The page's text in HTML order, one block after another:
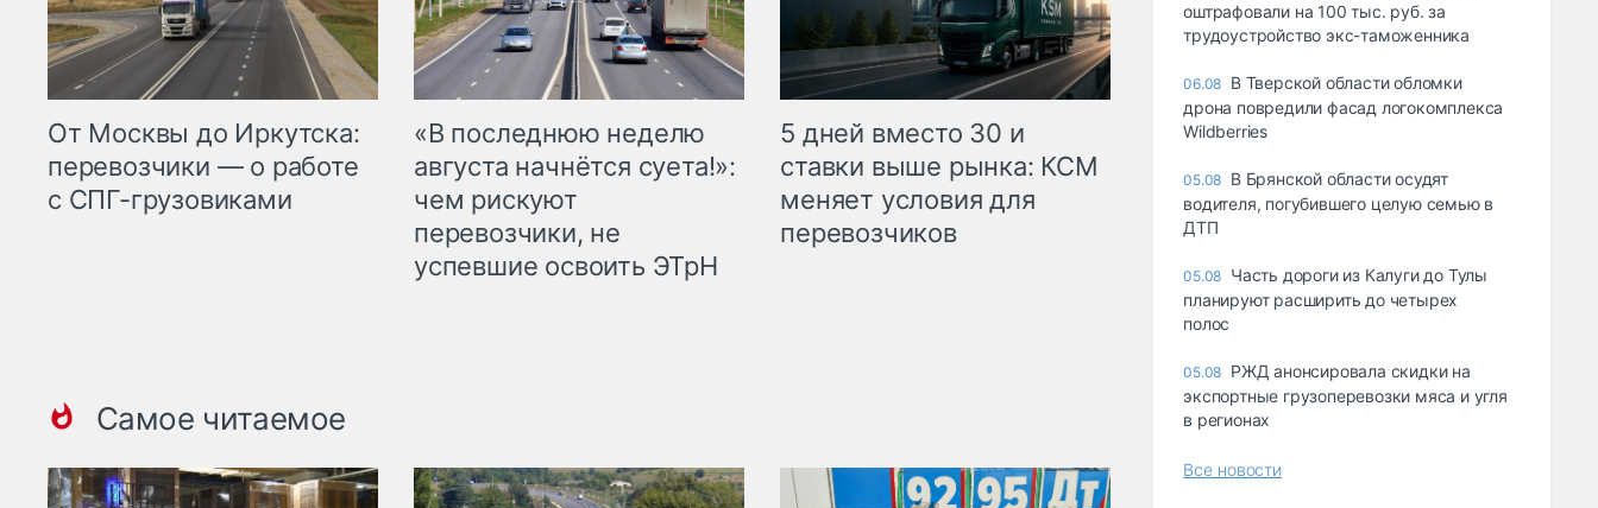
От Москвы до Иркутска:
перевозчики — о работе
с СПГ-грузовиками
«В последнюю неделю
августа начнётся суета!»:
чем рискуют
перевозчики, не
успевшие освоить ЭТрН
5 дней вместо 30 и
ставки выше рынка: КСМ
меняет условия для
перевозчиков
Самое читаемое
оштрафовали на 100 тыс. руб. за
трудоустройство экс-таможенника
06.08 В Тверской области обломки
дрона повредили фасад логокомплекса
Wildberries
05.08 В Брянской области осудят
водителя, погубившего целую семью в
ДТП
05.08 Часть дороги из Калуги до Тулы
планируют расширить до четырех
полос
05.08 РЖД анонсировала скидки на
экспортные грузоперевозки мяса и угля
в регионах
Все новости